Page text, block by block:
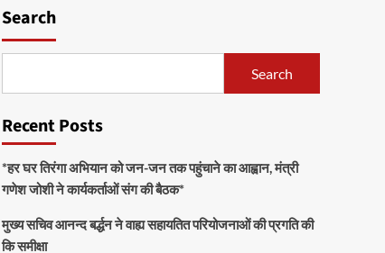
Search
Search
Recent Posts
*हर घर तिरंगा अभियान को जन-जन तक पहुंचाने का आह्वान, मंत्री
गणेश जोशी ने कार्यकर्ताओं संग की बैठक*
मुख्य सचिव आनन्द बर्द्धन ने वाह्य सहायतित परियोजनाओं की प्रगति की
कि समीक्षा